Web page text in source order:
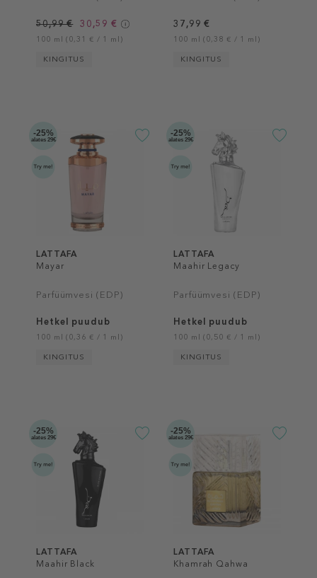
50,99 € 30,59 €
100 ml (0,31 € / 1 ml)
KINGITUS
37,99 €
100 ml (0,38 € / 1 ml)
KINGITUS
-25%
alates 29€
LATTAFA
Mayar
Parfüümvesi (EDP)
Hetkel puudub
100 ml (0,36 € / 1 ml)
KINGITUS
-25%
alates 29€
LATTAFA
Maahir Legacy
Parfüümvesi (EDP)
Hetkel puudub
100 ml (0,50 € / 1 ml)
KINGITUS
-25%
alates 29€
LATTAFA
Maahir Black
-25%
alates 29€
LATTAFA
Khamrah Qahwa